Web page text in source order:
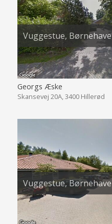
Vuggestue, Børnehave
Georgs Æske
Skansevej 20A, 3400 Hillerød
Vuggestue, Børnehave